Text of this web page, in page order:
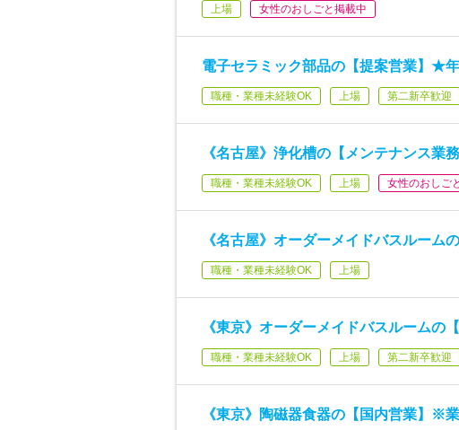
上場 女性のおしごと掲載中
電子セラミック部品の【提案営業】★
職種・業種未経験OK 上場 第二新卒歓迎
《名古屋》浄化槽の【メンテナンス業
職種・業種未経験OK 上場 女性のおしご
《名古屋》オーダーメイドバスルー
職種・業種未経験OK 上場
《東京》オーダーメイドバスルームの
職種・業種未経験OK 上場 第二新卒歓迎
《東京》陶磁器食器の【国内営業】※